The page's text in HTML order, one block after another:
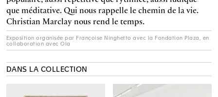
que méditative. Qui nous rappelle le chemin de la vie.
Christian Marclay nous rend le temps.
Exposition organisée par Françoise Ninghetto avec la Fondation Plaza, en
collaboration avec Ola
DANS LA COLLECTION